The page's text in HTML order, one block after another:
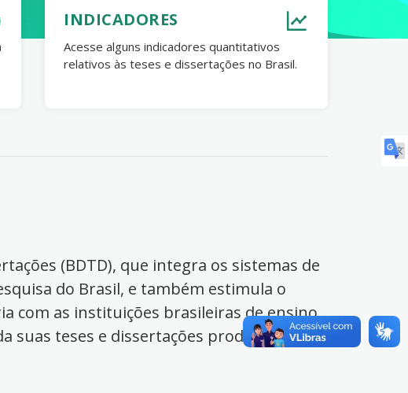
INDICADORES
Acesse alguns indicadores quantitativos
relativos às teses e dissertações no Brasil.
(BDTD), que integra os sistemas de
do Brasil, e também estimula o
com as instituições brasileiras de ensino
suas teses e dissertações produzidas no